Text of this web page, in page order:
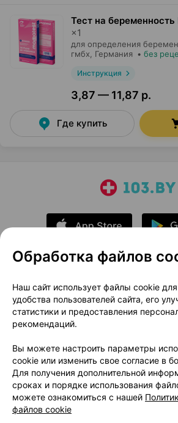
Тест на
×1
для определения
гмбх, Германия • без
Инструкция
3,87 — 11,87 р.
Где купить
О проекте
Новости
Размещение рекламы
Публичный договор
Способы оплаты
Вакансии
Написать руководителю
Написать в
Персональные настройки
Обработка файлов
Наш сайт использует файлы cookie
удобства пользователей сайта, его
статистики и предоставления
рекомендаций.
Вы можете настроить параметры
cookie или изменить свое согласие в
Для получения дополнительной
сроках и порядке использования
можете ознакомиться с нашей
файлов cookie